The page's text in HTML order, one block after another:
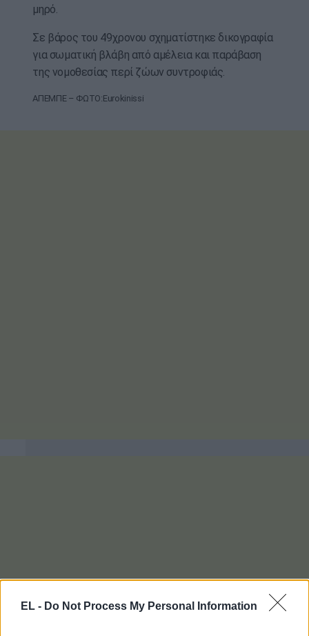
EL - Do Not Process My Personal Information
μηρό.
Σε βάρος του 49χρονου σχηματίστηκε δικογραφία
για σωματική βλάβη από αμέλεια και παράβαση
της νομοθεσίας περί ζώων συντροφιάς.
ΑΠΕΜΠΕ – ΦΩΤΟ:Eurokinissi